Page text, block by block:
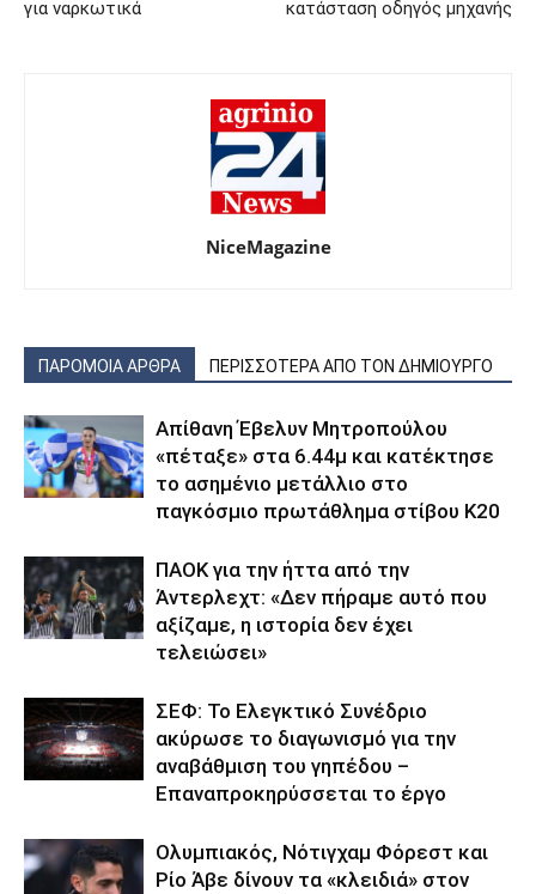
για ναρκωτικά κατάσταση οδηγός μηχανής
NiceMagazine
ΠΑΡΟΜΟΙΑ ΑΡΘΡΑ ΠΕΡΙΣΣΟΤΕΡΑ ΑΠΟ ΤΟΝ ΔΗΜΙΟΥΡΓΟ
Απίθανη Έβελυν Μητροπούλου
«πέταξε» στα 6.44μ και κατέκτησε
το ασημένιο μετάλλιο στο
παγκόσμιο πρωτάθλημα στίβου Κ20
ΠΑΟΚ για την ήττα από την
Άντερλεχτ: «Δεν πήραμε αυτό που
αξίζαμε, η ιστορία δεν έχει
τελειώσει»
ΣΕΦ: Το Ελεγκτικό Συνέδριο
ακύρωσε το διαγωνισμό για την
αναβάθμιση του γηπέδου –
Επαναπροκηρύσσεται το έργο
Ολυμπιακός, Νότιγχαμ Φόρεστ και
Ρίο Άβε δίνουν τα «κλειδιά» στον